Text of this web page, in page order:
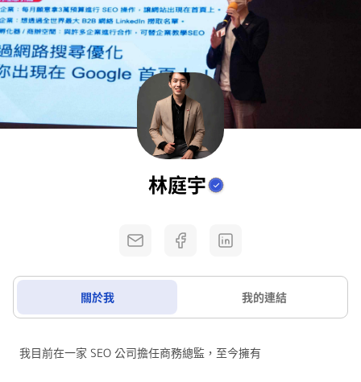
林庭宇
關於我 我的連結
我目前在一家 SEO 公司擔任商務總監，至今擁有